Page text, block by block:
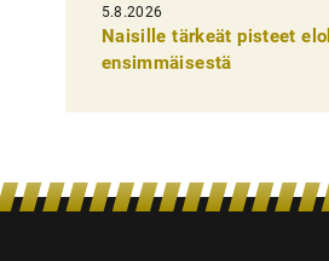
k
e
n
5.8.2026
Naisille tärkeät pisteet
ensimmäisestä